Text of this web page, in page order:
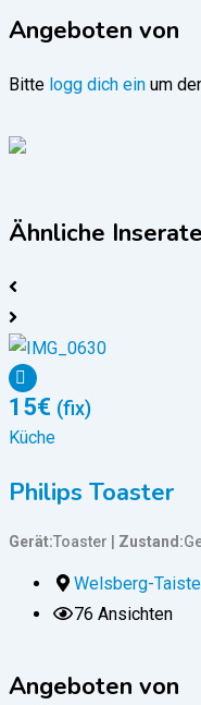
Angeboten von
Bitte logg dich ein um
Ähnliche Inserate
15€ (fix)
Küche
Philips Toaster
Gerät Toaster Zustand
Welsberg-
76 Ansichten
Angeboten von